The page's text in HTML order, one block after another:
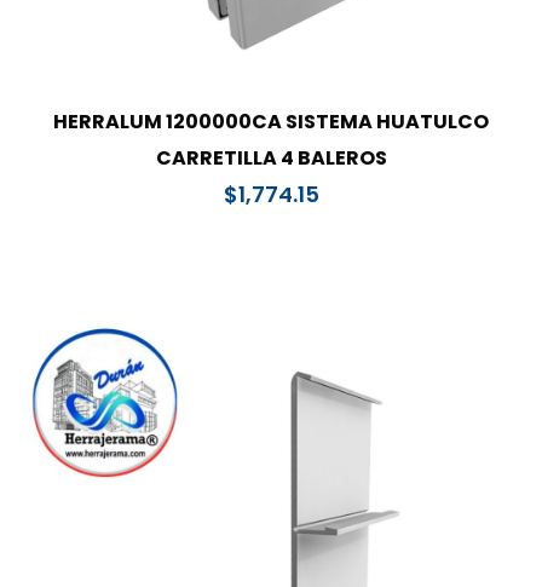
HERRALUM 1200000CA SISTEMA HUATULCO
CARRETILLA 4 BALEROS
$1,774.15